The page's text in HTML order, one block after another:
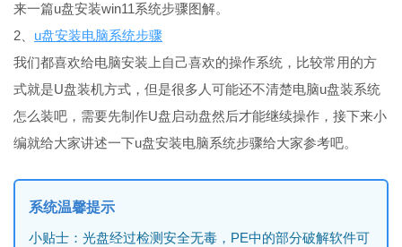
来一篇u盘安装win11系统步骤图解。
2、 u盘安装电脑系统步骤
我们都喜欢给电脑安装上自己喜欢的操作系统，比较常用的方
式就是U盘装机方式，但是很多人可能还不清楚电脑u盘装系统
怎么装吧，需要先制作U盘启动盘然后才能继续操作，接下来小
编就给大家讲述一下u盘安装电脑系统步骤给大家参考吧。
系统温馨提示
小贴士：光盘经过检测安全无毒，PE中的部分破解软件可